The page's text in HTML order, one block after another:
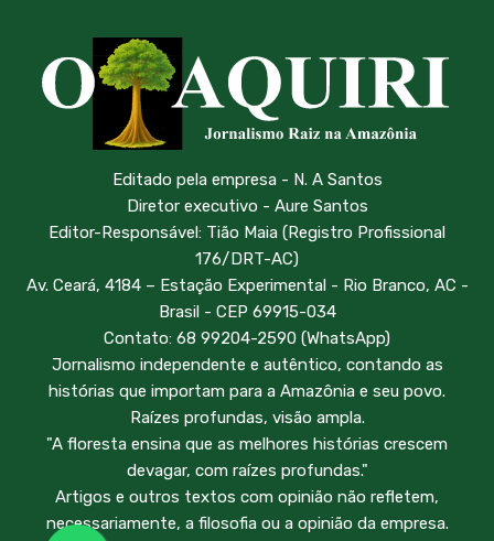
Editado pela empresa - N. A Santos
Diretor executivo - Aure Santos
Editor-Responsável: Tião Maia (Registro Profissional
176/DRT-AC)
Av. Ceará, 4184 – Estação Experimental - Rio Branco, AC -
Brasil - CEP 69915-034
Contato: 68 99204-2590 (WhatsApp)
Jornalismo independente e autêntico, contando as
histórias que importam para a Amazônia e seu povo.
Raízes profundas, visão ampla.
"A floresta ensina que as melhores histórias crescem
devagar, com raízes profundas."
Artigos e outros textos com opinião não refletem,
necessariamente, a filosofia ou a opinião da empresa.